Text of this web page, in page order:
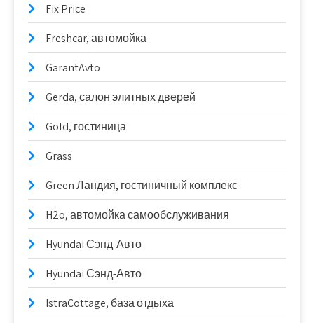
Fix Price
Freshcar, автомойка
GarantAvto
Gerda, салон элитных дверей
Gold, гостиница
Grass
Green Ландия, гостиничный комплекс
H2o, автомойка самообслуживания
Hyundai Сэнд-Авто
Hyundai Сэнд-Авто
IstraCottage, база отдыха